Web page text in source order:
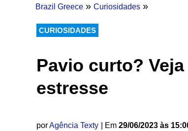
Brazil Greece » Curiosidades »
CURIOSIDADES
Pavio curto?
estresse
porAgência Texty | Em 29/06/2023 às